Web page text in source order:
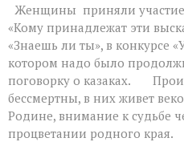
Женщины приняли участие
«Кому принадлежат эти
«Знаешь ли ты», в конкурсе
котором надо было
поговорку о казаках.
бессмертны, в них живет
Родине, внимание к судьбе
процветании родного края.